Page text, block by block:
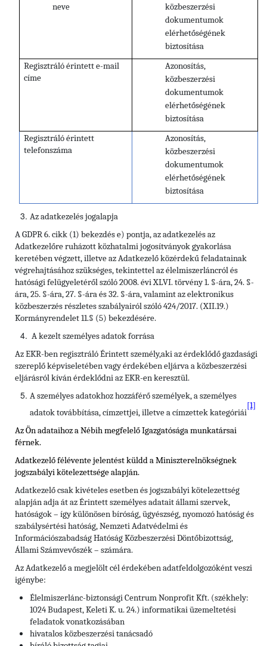
neve
közbeszerzési
dokumentumok
elérhetőségének
biztosítása
Regisztráló érintett e-mail
címe
Azonosítás,
közbeszerzési
dokumentumok
elérhetőségének
biztosítása
Regisztráló érintett
telefonszáma
Azonosítás,
közbeszerzési
dokumentumok
elérhetőségének
biztosítása
Az adatkezelés jogalapja
A GDPR 6. cikk (1) bekezdés e) pontja, az adatkezelés az
Adatkezelőre ruházott közhatalmi jogosítványok gyakorlása
keretében végzett, illetve az Adatkezelő közérdekű feladatainak
végrehajtásához szükséges, tekintettel az élelmiszerláncról és
hatósági felügyeletéről szóló 2008. évi XLVI. törvény 1. §-ára, 24. §-
ára, 25. §-ára, 27. §-ára és 32. §-ára, valamint az elektronikus
közbeszerzés részletes szabályairól szóló 424/2017. (XII.19.)
Kormányrendelet 11.§ (5) bekezdésére.
A kezelt személyes adatok forrása
Az EKR-ben regisztráló Érintett személy,aki az érdeklődő gazdasági
szereplő képviseletében vagy érdekében eljárva a közbeszerzési
eljárásról kíván érdeklődni az EKR-en keresztül.
A személyes adatokhoz hozzáférő személyek, a személyes
adatok továbbítása, címzettjei, illetve a címzettek kategóriái
[1]
Az Ön adataihoz a Nébih megfelelő Igazgatósága munkatársai
férnek.
Adatkezelő félévente jelentést küldd a Miniszterelnökségnek
jogszabályi kötelezettsége alapján.
Adatkezelő csak kivételes esetben és jogszabályi kötelezettség
alapján adja át az Érintett személyes adatait állami szervek,
hatóságok – így különösen bíróság, ügyészség, nyomozó hatóság és
szabálysértési hatóság, Nemzeti Adatvédelmi és
Információszabadság Hatóság Közbeszerzési Döntőbizottság,
Állami Számvevőszék – számára.
Az Adatkezelő a megjelölt cél érdekében adatfeldolgozóként veszi
igénybe:
Élelmiszerlánc-biztonsági Centrum Nonprofit Kft. (székhely:
1024 Budapest, Keleti K. u. 24.) informatikai üzemeltetési
feladatok vonatkozásában
hivatalos közbeszerzési tanácsadó